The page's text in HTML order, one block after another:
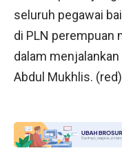
seluruh pegawai
di PLN perempuan
dalam
Abdul Mukhlis. (red)